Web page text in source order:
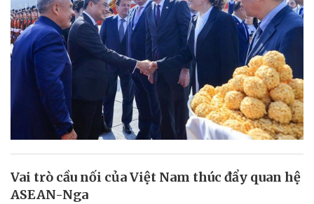
Vai trò cầu nối của Việt Nam thúc đẩy quan hệ
ASEAN-Nga